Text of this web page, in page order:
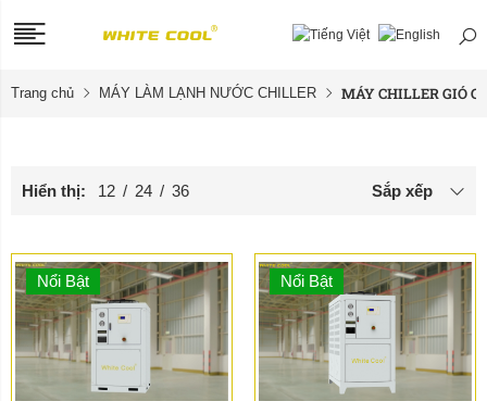
Trang chủ MÁY LÀM LẠNH NƯỚC CHILLER MÁY CHILLER GIÓ
Hiển thị: 12 / 24 / 36 Sắp xếp
Nổi Bật Nổi Bật